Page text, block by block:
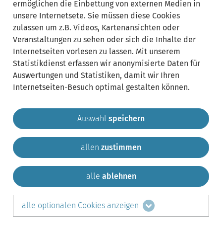
Gemeinde Krailling Impressum
Sitemap
Kontakt
teilen auf:
LinkedIn
ermöglichen die Einbettung von externen Medien in
unsere Internetsete. Sie müssen diese Cookies
zulassen um z.B. Videos, Kartenansichten oder
Veranstaltungen zu sehen oder sich die Inhalte der
Internetseiten vorlesen zu lassen. Mit unserem
Statistikdienst erfassen wir anonymisierte Daten für
Auswertungen und Statistiken, damit wir Ihren
Internetseiten-Besuch optimal gestalten können.
Auswahl speichern
allen zustimmen
alle ablehnen
alle optionalen Cookies anzeigen